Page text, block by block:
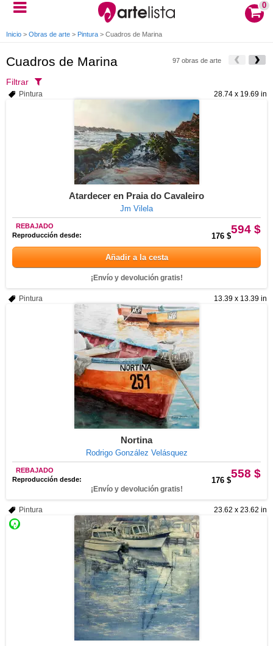
0
Inicio > Obras de arte > Pintura > Cuadros de Marina
Cuadros de Marina 97 obras de arte
Filtrar
28.74 x 19.69 in
Pintura
Atardecer en Praia do Cavaleiro
Jm Vilela
594 $
REBAJADO
Reproducción desde:
176 $
Añadir a la cesta
¡Envío y devolución gratis!
13.39 x 13.39 in
Pintura
Nortina
Rodrigo González Velásquez
558 $
REBAJADO
Reproducción desde:
176 $
¡Envío y devolución gratis!
23.62 x 23.62 in
Pintura